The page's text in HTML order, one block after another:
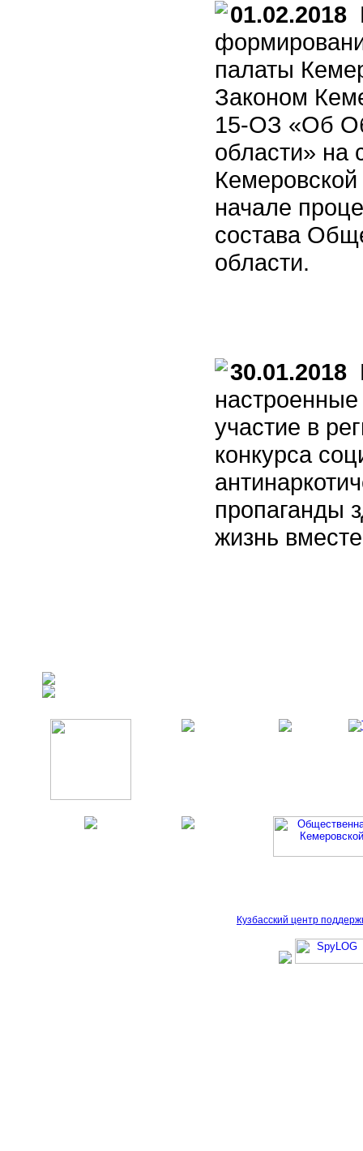
01.02.2018
палаты
Законом
15-ОЗ «Об
области» на
начале
состава
области.
30.01.2018
участие в
конкурса
пропаганды
жизнь
Кузбасский центр